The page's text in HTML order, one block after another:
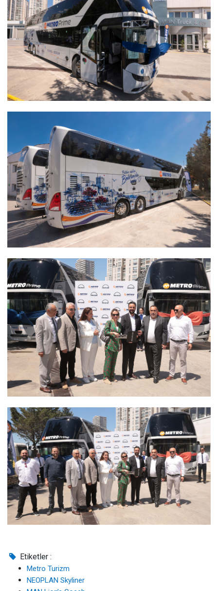
Etiketler :
Metro Turizm
NEOPLAN Skyliner